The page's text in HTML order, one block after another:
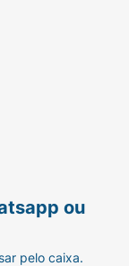
Pó
GLÚTEN.
ou
pelo caixa.